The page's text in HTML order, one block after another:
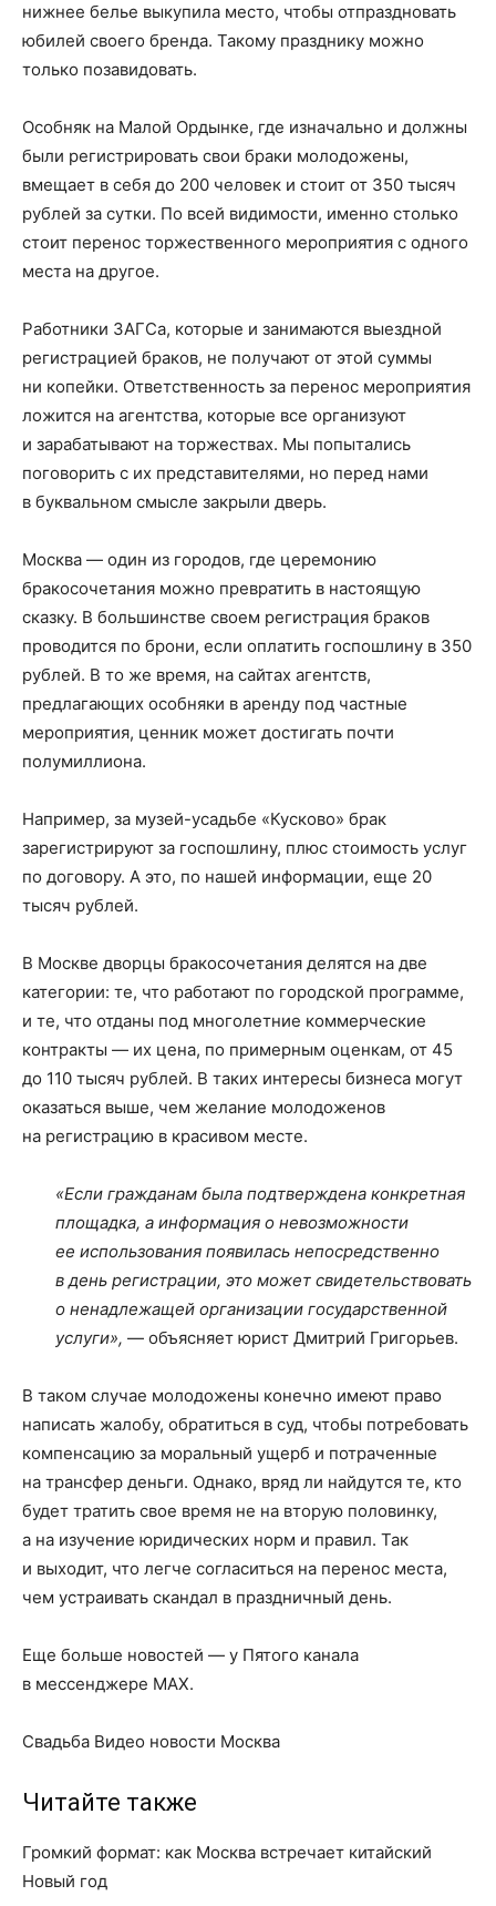
нижнее белье выкупила место, чтобы отпраздновать
юбилей своего бренда. Такому празднику можно
только позавидовать.
Особняк на Малой Ордынке, где изначально и должны
были регистрировать свои браки молодожены,
вмещает в себя до 200 человек и стоит от 350 тысяч
рублей за сутки. По всей видимости, именно столько
стоит перенос торжественного мероприятия с одного
места на другое.
Работники ЗАГСа, которые и занимаются выездной
регистрацией браков, не получают от этой суммы
ни копейки. Ответственность за перенос мероприятия
ложится на агентства, которые все организуют
и зарабатывают на торжествах. Мы попытались
поговорить с их представителями, но перед нами
в буквальном смысле закрыли дверь.
Москва — один из городов, где церемонию
бракосочетания можно превратить в настоящую
сказку. В большинстве своем регистрация браков
проводится по брони, если оплатить госпошлину в 350
рублей. В то же время, на сайтах агентств,
предлагающих особняки в аренду под частные
мероприятия, ценник может достигать почти
полумиллиона.
Например, за музей-усадьбе «Кусково» брак
зарегистрируют за госпошлину, плюс стоимость услуг
по договору. А это, по нашей информации, еще 20
тысяч рублей.
В Москве дворцы бракосочетания делятся на две
категории: те, что работают по городской программе,
и те, что отданы под многолетние коммерческие
контракты — их цена, по примерным оценкам, от 45
до 110 тысяч рублей. В таких интересы бизнеса могут
оказаться выше, чем желание молодоженов
на регистрацию в красивом месте.
«Если гражданам была подтверждена конкретная
площадка, а информация о невозможности
ее использования появилась непосредственно
в день регистрации, это может свидетельствовать
о ненадлежащей организации государственной
услуги», — объясняет юрист Дмитрий Григорьев.
В таком случае молодожены конечно имеют право
написать жалобу, обратиться в суд, чтобы потребовать
компенсацию за моральный ущерб и потраченные
на трансфер деньги. Однако, вряд ли найдутся те, кто
будет тратить свое время не на вторую половинку,
а на изучение юридических норм и правил. Так
и выходит, что легче согласиться на перенос места,
чем устраивать скандал в праздничный день.
Еще больше новостей — у Пятого канала
в мессенджере MAX.
Свадьба Видео новости Москва
Читайте также
Громкий формат: как Москва встречает китайский
Новый год